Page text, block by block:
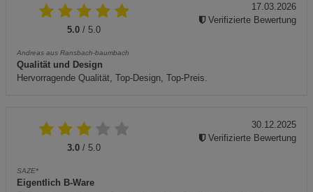
5.0 / 5.0
Andreas aus Ransbach-baumbach
Qualität und Design
Hervorragende Qualität, Top-Design, Top-Preis.
17.03.2026
Verifizierte Bewertung
3.0 / 5.0
SAZE*
Eigentlich B-Ware
30.12.2025
Verifizierte Bewertung